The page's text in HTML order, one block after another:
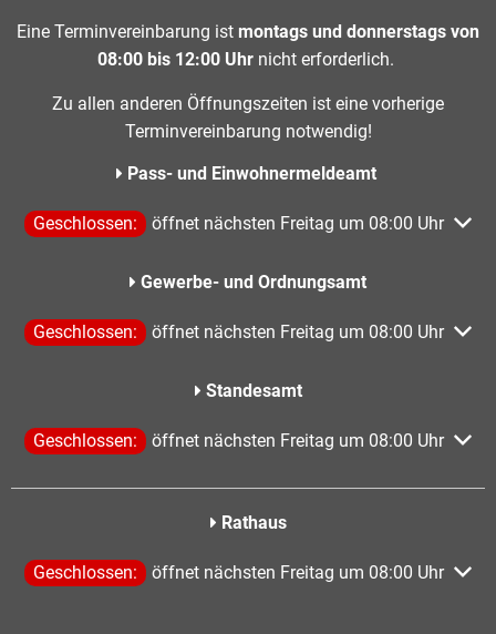
Eine Terminvereinbarung ist montags und donnerstags von
08:00 bis 12:00 Uhr nicht erforderlich.
Zu allen anderen Öffnungszeiten ist eine vorherige
Terminvereinbarung notwendig!
Pass- und Einwohnermeldeamt
Klicken, um weitere Öffnungs- oder Schließzeiten
Geschlossen: öffnet nächsten Freitag um 08:00 Uhr
Gewerbe- und Ordnungsamt
Klicken, um weitere Öffnungs- oder Schließzeiten
Geschlossen: öffnet nächsten Freitag um 08:00 Uhr
Standesamt
Klicken, um weitere Öffnungs- oder Schließzeiten
Geschlossen: öffnet nächsten Freitag um 08:00 Uhr
Rathaus
Klicken, um weitere Öffnungs- oder Schließzeiten
Geschlossen: öffnet nächsten Freitag um 08:00 Uhr